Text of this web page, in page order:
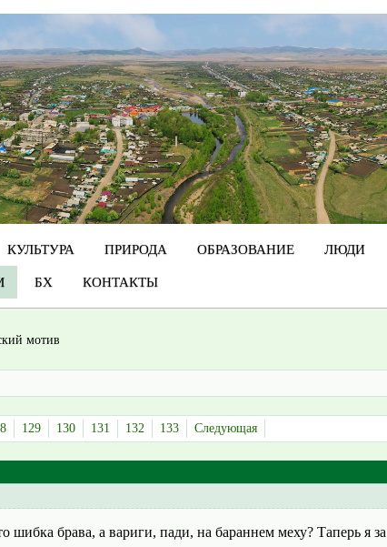
КУЛЬТУРА ПРИРОДА ОБРАЗОВАНИЕ ЛЮДИ
БХ КОНТАКТЫ
мотив
129 130 131 132 133 Следующая
брава, а вариги, пади, на бараннем меху? Таперь я за